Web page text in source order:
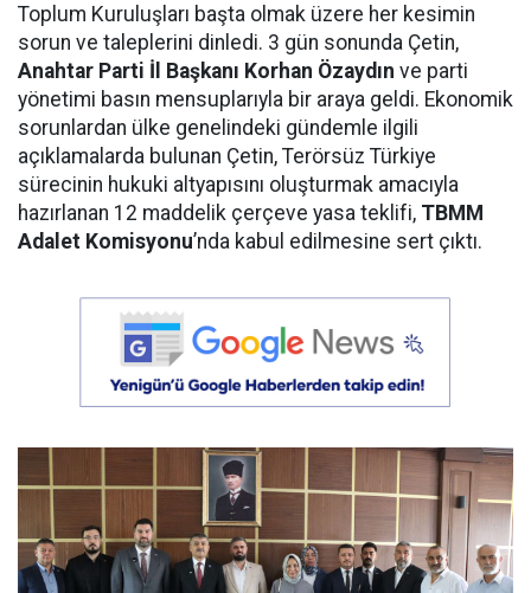
Toplum Kuruluşları başta olmak üzere her kesimin
sorun ve taleplerini dinledi. 3 gün sonunda Çetin,
Anahtar Parti İl Başkanı Korhan Özaydın ve parti
yönetimi basın mensuplarıyla bir araya geldi. Ekonomik
sorunlardan ülke genelindeki gündemle ilgili
açıklamalarda bulunan Çetin, Terörsüz Türkiye
sürecinin hukuki altyapısını oluşturmak amacıyla
hazırlanan 12 maddelik çerçeve yasa teklifi, TBMM
Adalet Komisyonu’nda kabul edilmesine sert çıktı.